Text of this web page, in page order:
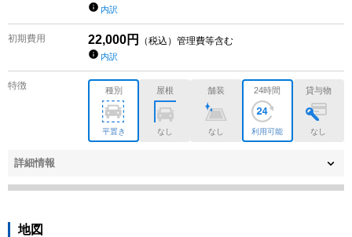
内訳
初期費用 22,000円 （税込）管理費等含む
内訳
特徴 種別
平置き
屋根
なし
舗装
なし
24時間
利用可能
貸与物
なし
詳細情報
地図